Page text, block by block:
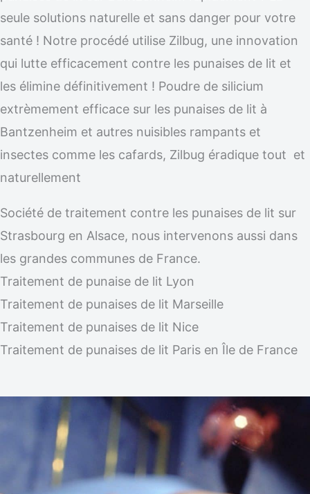
seule solutions naturelle et sans danger pour votre
santé ! Notre procédé utilise Zilbug, une innovation
qui lutte efficacement contre les punaises de lit et
les élimine définitivement ! Poudre de silicium
extrèmement efficace sur les punaises de lit à
Bantzenheim et autres nuisibles rampants et
insectes comme les cafards, Zilbug éradique tout et
naturellement
Société de traitement contre les punaises de lit sur
Strasbourg en Alsace, nous intervenons aussi dans
les grandes communes de France.
Traitement de punaise de lit Lyon
Traitement de punaises de lit Marseille
Traitement de punaises de lit Nice
Traitement de punaises de lit Paris en Île de France